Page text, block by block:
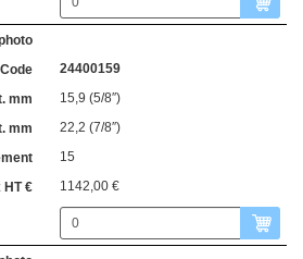
24400159
15,9 (5/8″)
22,2 (7/8″)
15
1142,00 €